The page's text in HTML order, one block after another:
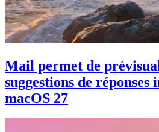
Mail permet de
suggestions de
macOS 27